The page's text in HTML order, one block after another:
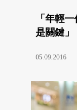
「年輕
是關鍵」
05.09.2016